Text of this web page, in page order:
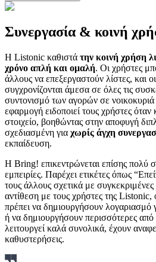
Συνεργασία & κοινή
Η Listonic καθιστά την κοινή χρήση
χρόνο απλή και ομαλή. Οι χρήστες
άλλους να επεξεργαστούν λίστες, και
συγχρονίζονται άμεσα σε όλες τις
συντονισμό των αγορών σε
εφαρμογή ειδοποιεί τους χρήστες όταν
στοιχείο, βοηθώντας στην αποφυγή
σχεδιασμένη για χωρίς άγχη
εκπαίδευση.
Η Bring! επικεντρώνεται επίσης πολύ
εμπειρίες. Παρέχει ετικέτες όπως
τους άλλους σχετικά με
αντίθεση με τους χρήστες της Listonic,
πρέπει να δημιουργήσουν λογαριασμό
ή να δημιουργήσουν περισσότερες
λειτουργεί καλά συνολικά, έχουν
καθυστερήσεις.